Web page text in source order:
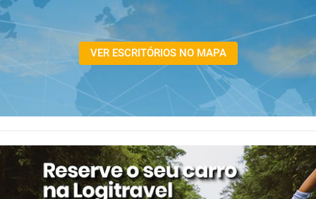
VER ESCRITÓRIOS NO MAPA